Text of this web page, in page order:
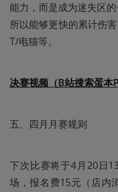
能力，而是成为迷失区
所以能够更快的累计伤
T/电猫等。
决赛视频（B站搜索蛋本
五、四月月赛规则
下次比赛将于4月20日
场，报名费15元（店内